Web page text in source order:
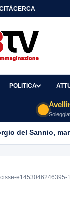
CERCA
POLITICA
del Sannio,
e1453046246395-